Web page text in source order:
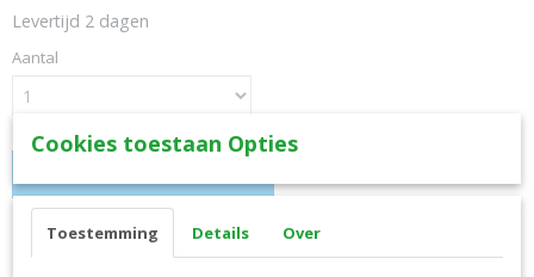
Levertijd 2 dagen
Aantal
Specificaties
Cookies toestaan Opties
Toestemming Details Over